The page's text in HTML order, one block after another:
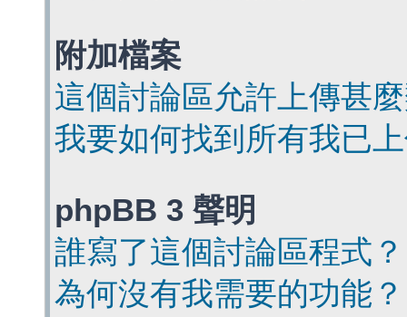
附加檔案
這個討論區允許上傳甚
我要如何找到所有我已
phpBB 3 聲明
誰寫了這個討論區程式？
為何沒有我需要的功能？